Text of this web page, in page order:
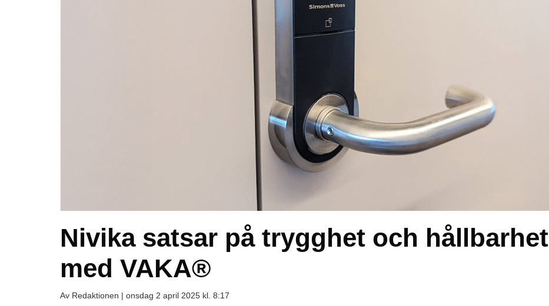
Nivika satsar på trygghet och hållbarhet
med VAKA®
Av Redaktionen | onsdag 2 april 2025 kl. 8:17